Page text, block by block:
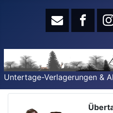
Untertage-Verlagerungen &